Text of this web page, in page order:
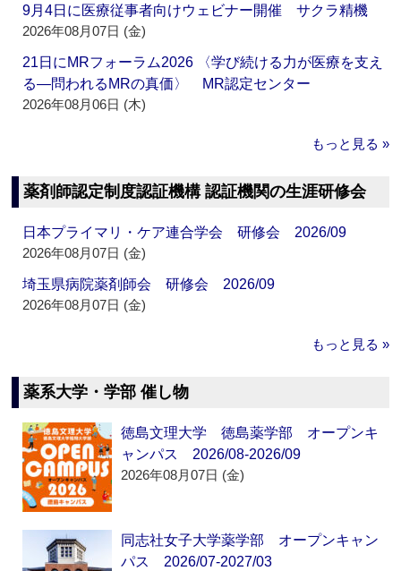
9月4日に医療従事者向けウェビナー開催 サクラ精機
2026年08月07日 (金)
21日にMRフォーラム2026 〈学び続ける力が医療を支え
る―問われるMRの真価〉 MR認定センター
2026年08月06日 (木)
もっと見る »
薬剤師認定制度認証機構 認証機関の生涯研修会
日本プライマリ・ケア連合学会 研修会 2026/09
2026年08月07日 (金)
埼玉県病院薬剤師会 研修会 2026/09
2026年08月07日 (金)
もっと見る »
薬系大学・学部 催し物
徳島文理大学 徳島薬学部 オープンキ
ャンパス 2026/08-2026/09
2026年08月07日 (金)
同志社女子大学薬学部 オープンキャン
パス 2026/07-2027/03